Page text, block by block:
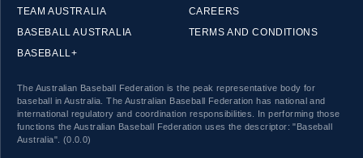
TEAM AUSTRALIA
BASEBALL AUSTRALIA
BASEBALL+
CAREERS
TERMS AND CONDITIONS
The Australian Baseball Federation is the peak representative body for
baseball in Australia. The Australian Baseball Federation has national and
international regulatory and coordination responsibilities. In performing those
functions the Australian Baseball Federation uses the descriptor: "Baseball
Australia". (0.0.0)